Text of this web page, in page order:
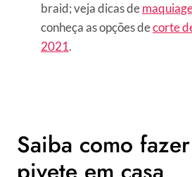
braid; veja dicas de
conheça as opções decorte
2021.
Saiba como